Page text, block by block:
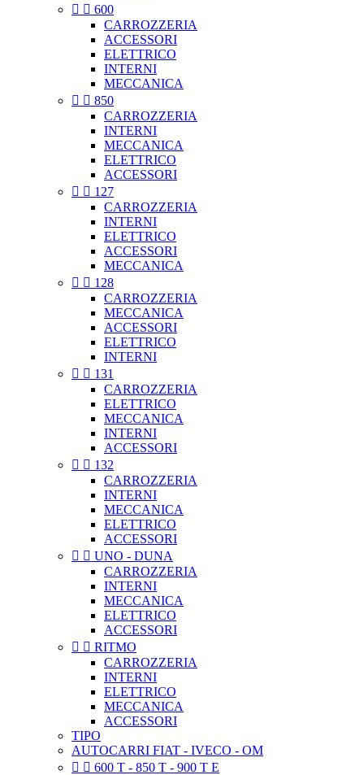
  600
CARROZZERIA
ACCESSORI
ELETTRICO
INTERNI
MECCANICA
  850
CARROZZERIA
INTERNI
MECCANICA
ELETTRICO
ACCESSORI
  127
CARROZZERIA
INTERNI
ELETTRICO
ACCESSORI
MECCANICA
  128
CARROZZERIA
MECCANICA
ACCESSORI
ELETTRICO
INTERNI
  131
CARROZZERIA
ELETTRICO
MECCANICA
INTERNI
ACCESSORI
  132
CARROZZERIA
INTERNI
MECCANICA
ELETTRICO
ACCESSORI
  UNO - DUNA
CARROZZERIA
INTERNI
MECCANICA
ELETTRICO
ACCESSORI
  RITMO
CARROZZERIA
INTERNI
ELETTRICO
MECCANICA
ACCESSORI
TIPO
AUTOCARRI FIAT - IVECO - OM
  600 T - 850 T - 900 T E